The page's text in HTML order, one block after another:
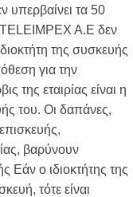
υπερβαίνει τα 50
A.E δεν
της συσκευής
για την
της εταιρίας είναι η
του. Οι δαπάνες,
βαρύνουν
Εάν ο ιδιοκτήτης της
τότε είναι